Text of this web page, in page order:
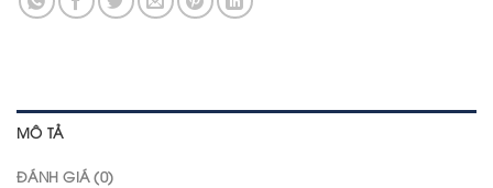
MÔ TẢ
ĐÁNH GIÁ (0)